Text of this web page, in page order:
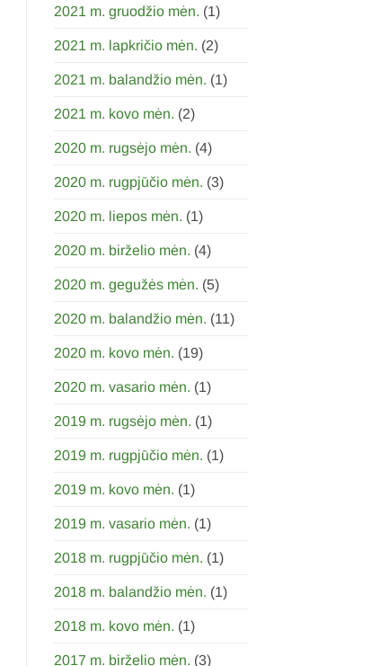
2021 m. gruodžio mėn. (1)
2021 m. lapkričio mėn. (2)
2021 m. balandžio mėn. (1)
2021 m. kovo mėn. (2)
2020 m. rugsėjo mėn. (4)
2020 m. rugpjūčio mėn. (3)
2020 m. liepos mėn. (1)
2020 m. birželio mėn. (4)
2020 m. gegužės mėn. (5)
2020 m. balandžio mėn. (11)
2020 m. kovo mėn. (19)
2020 m. vasario mėn. (1)
2019 m. rugsėjo mėn. (1)
2019 m. rugpjūčio mėn. (1)
2019 m. kovo mėn. (1)
2019 m. vasario mėn. (1)
2018 m. rugpjūčio mėn. (1)
2018 m. balandžio mėn. (1)
2018 m. kovo mėn. (1)
2017 m. birželio mėn. (3)